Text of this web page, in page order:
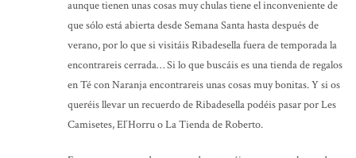
aunque tienen unas cosas muy chulas tiene el inconveniente de
que sólo está abierta desde Semana Santa hasta después de
verano, por lo que si visitáis Ribadesella fuera de temporada la
encontrareis cerrada… Si lo que buscáis es una tienda de regalos
en Té con Naranja encontrareis unas cosas muy bonitas. Y si os
queréis llevar un recuerdo de Ribadesella podéis pasar por Les
Camisetes, El´Horru o La Tienda de Roberto.